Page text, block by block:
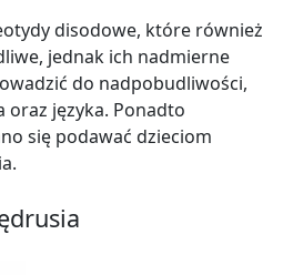
wzmacniacze smaku :
5’rybonukleotydy
disodowe, które również
jednak ich nadmierne
do nadpobudliwości,
oraz języka. Ponadto
się podawać dzieciom